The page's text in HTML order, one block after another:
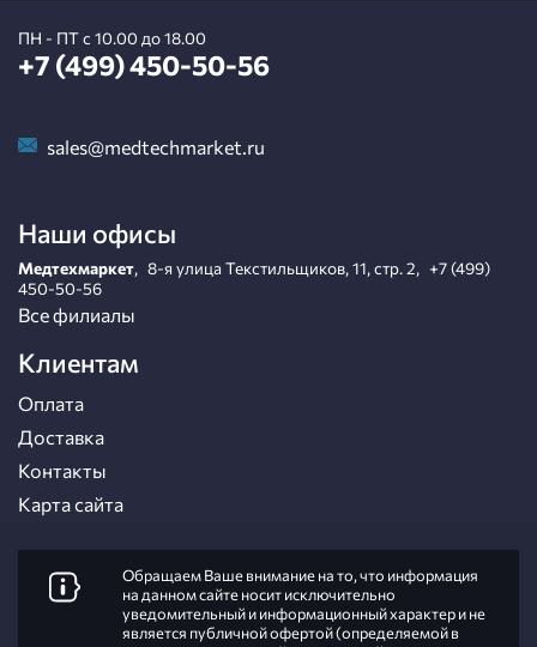
ПН - ПТ с 10.00 до 18.00
+7 (499) 450-50-56
sales@medtechmarket.ru
Наши офисы
Медтехмаркет, 8-я улица Текстильщиков, 11, стр. 2, +7 (499)
450-50-56
Все филиалы
Клиентам
Оплата
Доставка
Контакты
Карта сайта
Обращаем Ваше внимание на то, что информация
на данном сайте носит исключительно
уведомительный и информационный характер и не
является публичной офертой (определяемой в